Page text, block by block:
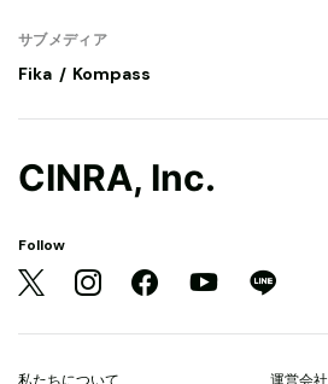
サブメディア
Fika Kompass
CINRA, Inc.
Follow
私たちについて 運営会社